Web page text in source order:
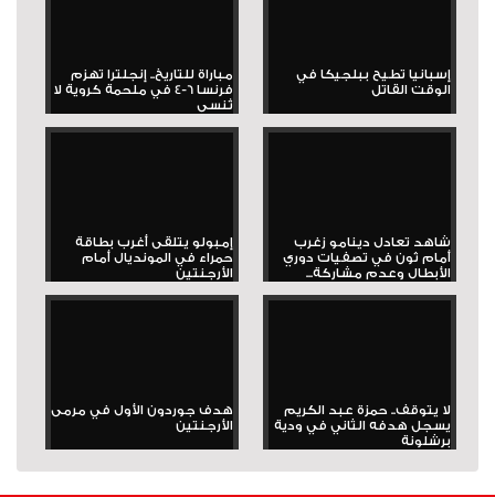
إسبانيا تطيح ببلجيكا في
الوقت القاتل
مباراة للتاريخ.. إنجلترا تهزم
فرنسا 6-4 في ملحمة كروية لا
تُنسى
شاهد تعادل دينامو زغرب
أمام ثون في تصفيات دوري
الأبطال وعدم مشاركة...
إمبولو يتلقى أغرب بطاقة
حمراء في المونديال أمام
الأرجنتين
لا يتوقف.. حمزة عبد الكريم
يسجل هدفه الثاني في ودية
برشلونة
هدف جوردون الأول في مرمى
الأرجنتين